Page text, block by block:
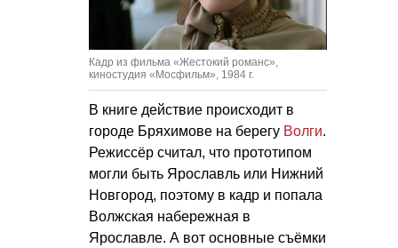
Кадр из фильма «Жестокий романс»,
киностудия «Мосфильм», 1984 г.
В книге действие происходит в
городе Бряхимове на берегу Волги.
Режиссёр считал, что прототипом
могли быть Ярославль или Нижний
Новгород, поэтому в кадр и попала
Волжская набережная в
Ярославле. А вот основные съёмки